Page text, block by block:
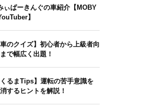
ぃぱーきんぐの車紹介【MOBY
】
車のクイズ】初心者から上級者向
で幅広く出題！
くるまTips】運転の苦手意識を
するヒントを解説！